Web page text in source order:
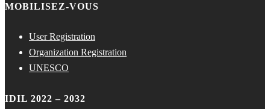
MOBILISEZ-VOUS
User Registration
Organization Registration
UNESCO
IDIL 2022 – 2032